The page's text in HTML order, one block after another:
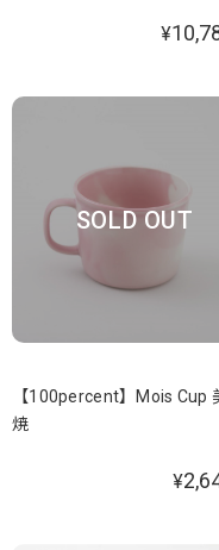
¥
SOLD OUT
【100percent】Mois Cup
焼
¥